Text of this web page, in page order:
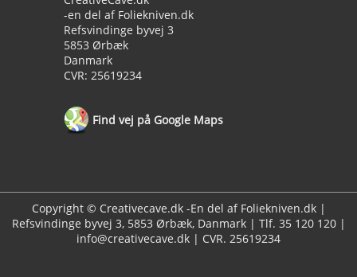
-en del af Foliekniven.dk
Refsvindinge byvej 3
5853 Ørbæk
Danmark
CVR: 25619234
Find vej på Google Maps
Copyright © Creativecave.dk -En del af Foliekniven.dk |
Refsvindinge byvej 3, 5853 Ørbæk, Danmark | Tlf. 35 120 120 |
info@creativecave.dk | CVR. 25619234